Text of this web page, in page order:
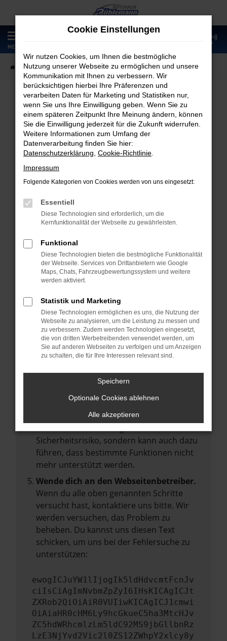
Zum
Hauptinhalt
springen
MENÜ
Startseite Fahrzeugangebote Fahrzeugmarkt
Fahrzeugmarkt
Fehler: Network Error
Beim Laden ist ein Fehler aufgetreten.
Hier sind ein paar Tipps, die dir helfen können:
Überprüfe deine Firewall und deine
Laden andere Webseiten, zum Beispiel
deine Suchmaschine?
Prüfe deine Browsererweiterungen.
Manche Erweiterungen, wie Werbeblocker,
können das Laden bestimmter Seiten
verhindern. Funktioniert die Seite in einem
anderen Browser oder in einem privaten
Fenster?
Starte dein Gerät neu.
vorübergehende Probleme zu beheben.
Betriebssystem auf dem neuesten Stand
Veraltete Software birgt nicht nur ein
Sicherheitsrisiko, sondern kann auch dazu
führen, dass bestimmte Funktionen nicht
mehr unterstützt werden.
Wende dich an den Webseitenbetreiber.
Wenn du alle oben genannten Schritte
versucht hast, kontaktiere uns bitte. Wir
werden versuchen, das Problem zu
beheben. Du kannst uns diesen Text
schicken, um uns bei der Fehlersuche zu
unterstützen:
ewogICJuYW1lIjogIk5ldHdvcmtFcnJv
ciIsCiAgImNvbmZpZyI6IHsKICAgICJt
ZXRob2QiOiAiR0VUIiwKICAgICJ1cmwi
OiAiaHR0cHM6Ly9hcGkueC5ha3MtcHJv
ZC5hdWRhcmlzLm5ldC92MS9jbGllbnRz
LzE3NjYvd2Vic2l0ZS12ZWhpY2xlcy8y
Cookie Einstellungen
Wir nutzen Cookies, um Ihnen die bestmögliche
Nutzung unserer Webseite zu ermöglichen und unsere
Kommunikation mit Ihnen zu verbessern. Wir
berücksichtigen hierbei Ihre Präferenzen und
verarbeiten Daten für Marketing und Statistiken nur,
wenn Sie uns Ihre Einwilligung geben. Wenn Sie zu
einem späteren Zeitpunkt Ihre Meinung ändern, können
Sie die Einwilligung jederzeit für die Zukunft widerrufen.
Weitere Informationen zum Umfang der
Datenverarbeitung finden Sie hier:
Datenschutzerklärung Cookie-Richtlinie
Impressum
Folgende Kategorien von Cookies werden von uns eingesetzt:
Essentiell
Diese Technologien sind erforderlich, um die
Kernfunktionalität der Webseite zu gewährleisten.
Funktional
Diese Technologien bieten die bestmögliche Funktionalität
der Webseite. Services von Drittanbietern wie Google
Maps, Chats, Fahrzeugbewertungssystem und weitere
werden aktiviert.
Statistik und Marketing
Diese Technologien ermöglichen es uns, die Nutzung der
Webseite zu analysieren, um die Leistung zu messen und
zu verbessern. Zudem werden Technologien eingesetzt,
die von dritten Werbetreibenden verwendet werden, um
Sie auf anderen Webseiten zu verfolgen und um Anzeigen
zu schalten, die für Ihre Interessen relevant sind.
Speichern
Optionale Cookies ablehnen
Alle akzeptieren